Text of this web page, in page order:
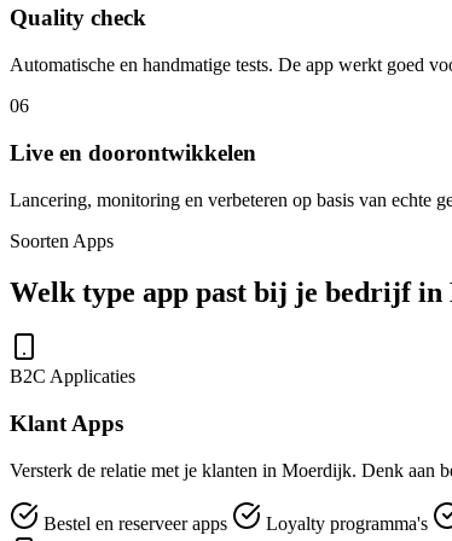
Quality check
Automatische en handmatige tests. De app werkt goed
06
Live en doorontwikkelen
Lancering, monitoring en verbeteren op basis van echte
Soorten Apps
Welk type app past bij je bedrijf
B2C Applicaties
Klant Apps
Versterk de relatie met je klanten in Moerdijk. Denk aan
Bestel en reserveer apps Loyalty programma's